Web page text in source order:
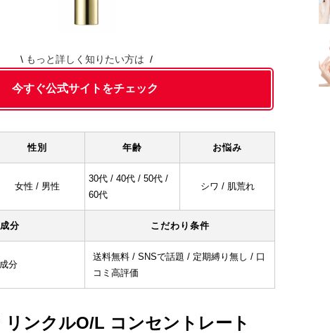
もっと詳しく知りたい方は
今すぐ公式サイトをチェック
性別
女性 / 男性
年齢
30代 / 40代 / 50代 /
60代
お悩み
シワ / 肌荒れ
分
分
こだわり条件
送料無料 / SNSで話題 / 定期縛り無し / 口
コミ高評価
ンクルO/L コンセントレート